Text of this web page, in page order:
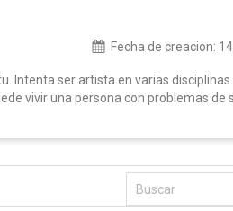
Fecha de creacion:
Intenta ser artista en varias
vivir una persona con problemas